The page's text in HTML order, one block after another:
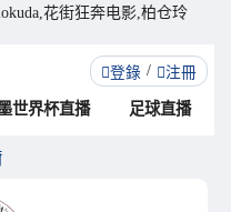
花街狂奔电影,柏仓玲
世界杯直播 足球直播
登錄 注冊